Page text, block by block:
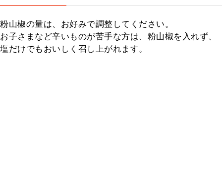
粉山椒の量は、お好みで調整してください。
お子さまなど辛いものが苦手な方は、粉山椒を入れず、
塩だけでもおいしく召し上がれます。